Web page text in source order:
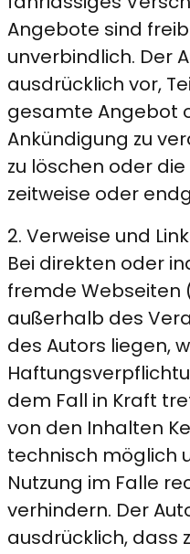
Angebote sind
unverbindlich. Der
ausdrücklich vor,
gesamte Angebot
Ankündigung zu
zu löschen oder
zeitweise oder
2. Verweise und
Bei direkten oder
fremde Webseiten
außerhalb des
des Autors liegen,
dem Fall in Kraft
von den Inhalten
technisch möglich
Nutzung im Falle
verhindern. Der
ausdrücklich, dass